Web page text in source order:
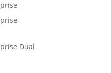
Dual